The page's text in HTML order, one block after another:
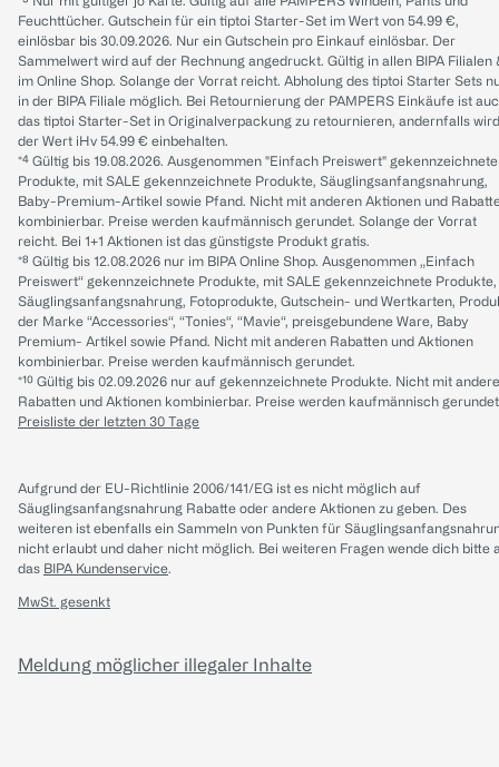
Feuchttücher. Gutschein für ein tiptoi Starter-Set im Wert von 54.99 €,
einlösbar bis 30.09.2026. Nur ein Gutschein pro Einkauf einlösbar. Der
Sammelwert wird auf der Rechnung angedruckt. Gültig in allen BIPA Filialen
im Online Shop. Solange der Vorrat reicht. Abholung des tiptoi Starter Sets
in der BIPA Filiale möglich. Bei Retournierung der PAMPERS Einkäufe ist
das tiptoi Starter-Set in Originalverpackung zu retournieren, andernfalls wird
der Wert iHv 54.99 € einbehalten.
*⁴ Gültig bis 19.08.2026. Ausgenommen "Einfach Preiswert" gekennzeichnete
Produkte, mit SALE gekennzeichnete Produkte, Säuglingsanfangsnahrung,
Baby-Premium-Artikel sowie Pfand. Nicht mit anderen Aktionen und
kombinierbar. Preise werden kaufmännisch gerundet. Solange der Vorrat
reicht. Bei 1+1 Aktionen ist das günstigste Produkt gratis.
*⁸ Gültig bis 12.08.2026 nur im BIPA Online Shop. Ausgenommen „Einfach
Preiswert“ gekennzeichnete Produkte, mit SALE gekennzeichnete Produkte,
Säuglingsanfangsnahrung, Fotoprodukte, Gutschein- und Wertkarten,
der Marke “Accessories“, “Tonies“, “Mavie“, preisgebundene Ware, Baby
Premium- Artikel sowie Pfand. Nicht mit anderen Rabatten und Aktionen
kombinierbar. Preise werden kaufmännisch gerundet.
*¹⁰ Gültig bis 02.09.2026 nur auf gekennzeichnete Produkte. Nicht mit
Rabatten und Aktionen kombinierbar. Preise werden kaufmännisch
Preisliste der letzten 30 Tage
Aufgrund der EU-Richtlinie 2006/141/EG ist es nicht möglich auf
Säuglingsanfangsnahrung Rabatte oder andere Aktionen zu geben. Des
weiteren ist ebenfalls ein Sammeln von Punkten für
nicht erlaubt und daher nicht möglich. Bei weiteren Fragen wende dich bitte
das BIPA Kundenservice.
MwSt. gesenkt
Meldung möglicher illegaler Inhalte